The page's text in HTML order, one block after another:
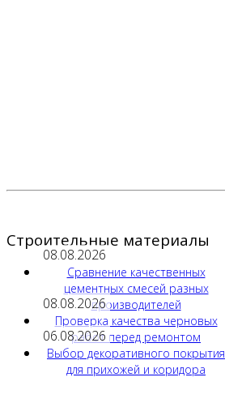
Строительные материалы
08.08.2026
Сравнение качественных
цементных смесей разных
производителей
08.08.2026
Проверка качества черновых
работ перед ремонтом
06.08.2026
Выбор декоративного покрытия
для прихожей и коридора